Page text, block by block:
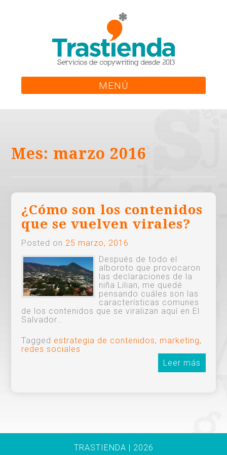
MENÚ
Mes: marzo 2016
¿Cómo son los contenidos
que se vuelven virales?
Posted on 25 marzo, 2016
Después de todo el
alboroto que provocaron
las declaraciones de la
niña Lilian, me quedé
pensando cuáles son las
características comunes
de los contenidos que se viralizan aquí en El
Salvador…
Tagged estrategia de contenidos, marketing,
redes sociales
Leer más
TRASTIENDA | 2026